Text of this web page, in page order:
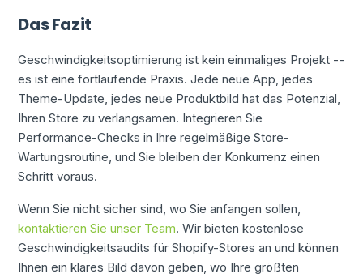
Das Fazit
Geschwindigkeitsoptimierung ist kein einmaliges Projekt --
es ist eine fortlaufende Praxis. Jede neue App, jedes
Theme-Update, jedes neue Produktbild hat das Potenzial,
Ihren Store zu verlangsamen. Integrieren Sie
Performance-Checks in Ihre regelmäßige Store-
Wartungsroutine, und Sie bleiben der Konkurrenz einen
Schritt voraus.
Wenn Sie nicht sicher sind, wo Sie anfangen sollen,
kontaktieren Sie unser Team. Wir bieten kostenlose
Geschwindigkeitsaudits für Shopify-Stores an und können
Ihnen ein klares Bild davon geben, wo Ihre größten